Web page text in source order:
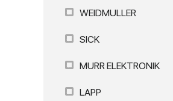
WEIDMULLER
SICK
MURR ELEKTRONIK
LAPP